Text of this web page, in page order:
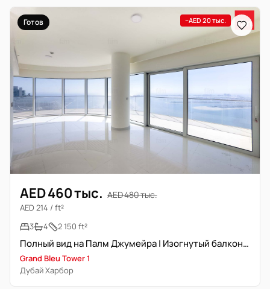
Готов −AED 20 тыс.
AED 460 тыс. AED 480 тыс.
AED 214 / ft²
3
4 2 150 ft²
Полный вид на Палм Джумейра | Изогнутый балкон | Grand Bleu
Grand Bleu Tower 1
Дубай Харбор